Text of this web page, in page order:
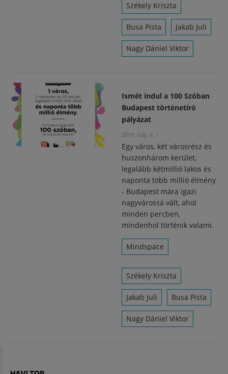
Székely Kriszta
Busa Pista Jakab Juli
Nagy Dániel Viktor
Ismét indul a 100 Szóban
Budapest történetíró
pályázat
2019. máj. 9. /
Egy város, két városrész és
huszonhárom kerület,
legalább kétmillió lakos és
naponta több millió élmény
- Budapest mára igazi
nagyvárossá vált, ahol
minden percben,
mindenhol történik valami.
Mindspace
Székely Kriszta
Jakab Juli Busa Pista
Nagy Dániel Viktor